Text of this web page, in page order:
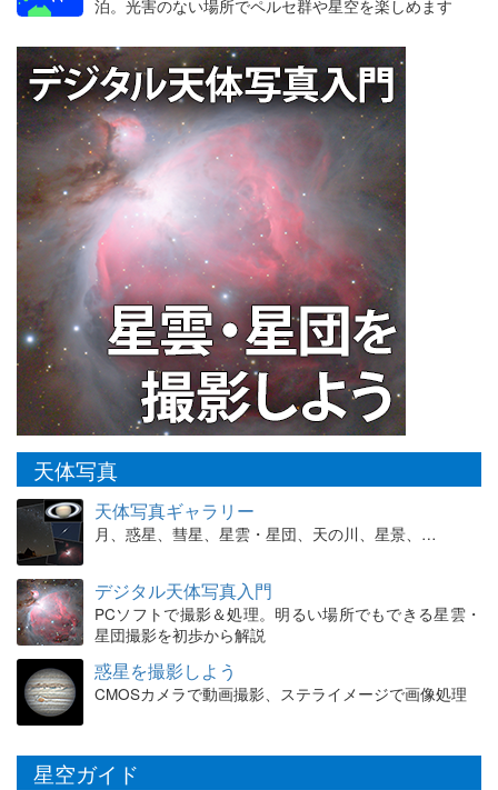
泊。光害のない場所でペルセ群や星空を楽しめます
天体写真
天体写真ギャラリー
月、惑星、彗星、星雲・星団、天の川、星景、…
デジタル天体写真入門
PCソフトで撮影＆処理。明るい場所でもできる星雲・
星団撮影を初歩から解説
惑星を撮影しよう
CMOSカメラで動画撮影、ステライメージで画像処理
星空ガイド